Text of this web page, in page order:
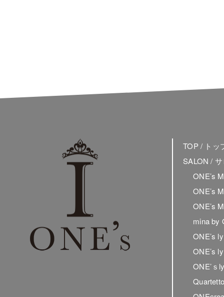
TOP / トッ
SALON /
ONE’s
ONE’s
ONE’s
mina by
ONE’s
ONE’s
ONE’ｓ